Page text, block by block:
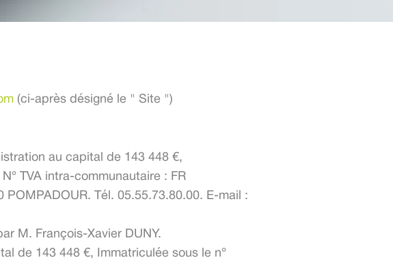
(ci-après désigné le " Site ")
au capital de 143 448 €,
TVA intra-communautaire : FR
Tél. 05.55.73.80.00. E-mail :
M. François-Xavier DUNY.
de 143 448 €, Immatriculée sous le n°